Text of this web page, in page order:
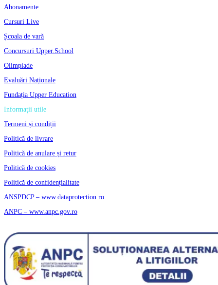
Abonamente
Cursuri Live
Școala de vară
Concursuri Upper.School
Olimpiade
Evaluări Naționale
Fundația Upper Education
Informații utile
Termeni și condiții
Politică de livrare
Politică de anulare și retur
Politică de cookies
Politică de confidențialitate
ANSPDCP – www.dataprotection.ro
ANPC – www.anpc.gov.ro